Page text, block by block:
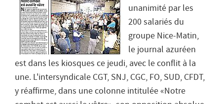
unanimité par les
200 salariés du
groupe Nice-Matin,
le journal azuréen
est dans les kiosques ce jeudi, avec le conflit à la
une. L'intersyndicale CGT, SNJ, CGC, FO, SUD, CFDT,
y réaffirme, dans une colonne intitulée «Notre